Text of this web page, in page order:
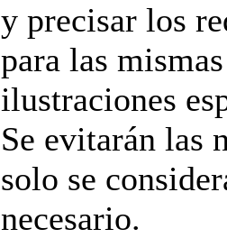
y precisar los
para las
ilustraciones
Se evitarán las
solo se
necesario.